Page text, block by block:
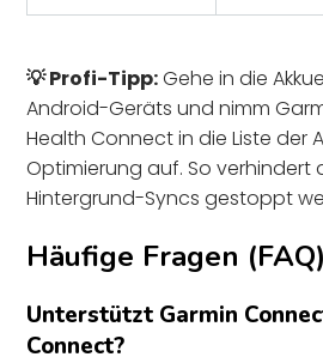
💡 Profi-Tipp:Gehe in die
Android-Geräts und nimm
Health Connect in die Liste der
Optimierung auf. So verhindert
Hintergrund-Syncs gestoppt
Häufige Fragen (FAQ)
Unterstützt Garmin
Connect?